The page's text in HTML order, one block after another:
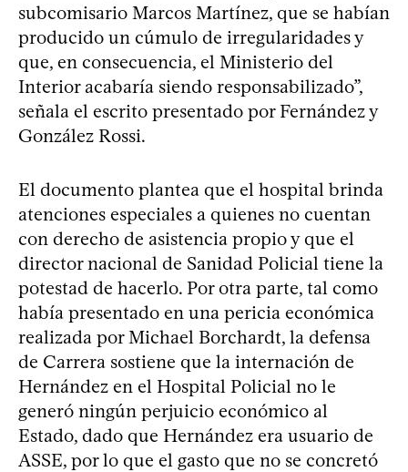
subcomisario Marcos Martínez, que se habían
producido un cúmulo de irregularidades y
que, en consecuencia, el Ministerio del
Interior acabaría siendo responsabilizado”,
señala el escrito presentado por Fernández y
González Rossi.
El documento plantea que el hospital brinda
atenciones especiales a quienes no cuentan
con derecho de asistencia propio y que el
director nacional de Sanidad Policial tiene la
potestad de hacerlo. Por otra parte, tal como
había presentado en una pericia económica
realizada por Michael Borchardt, la defensa
de Carrera sostiene que la internación de
Hernández en el Hospital Policial no le
generó ningún perjuicio económico al
Estado, dado que Hernández era usuario de
ASSE, por lo que el gasto que no se concretó